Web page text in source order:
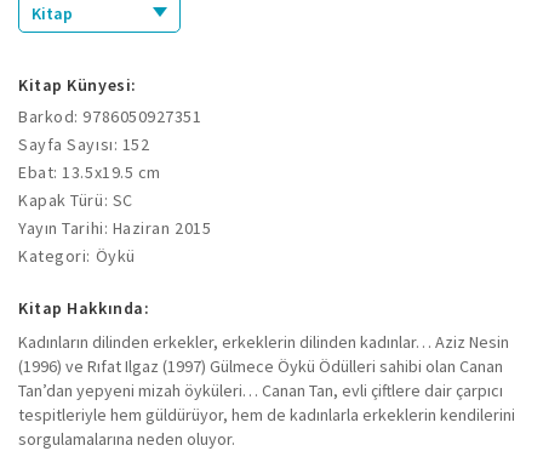
Kitap
Kitap Künyesi:
Barkod: 9786050927351
Sayfa Sayısı: 152
Ebat: 13.5x19.5 cm
Kapak Türü: SC
Yayın Tarihi: Haziran 2015
Kategori: Öykü
Kitap Hakkında:
Kadınların dilinden erkekler, erkeklerin dilinden kadınlar… Aziz Nesin
(1996) ve Rıfat Ilgaz (1997) Gülmece Öykü Ödülleri sahibi olan Canan
Tan’dan yepyeni mizah öyküleri… Canan Tan, evli çiftlere dair çarpıcı
tespitleriyle hem güldürüyor, hem de kadınlarla erkeklerin kendilerini
sorgulamalarına neden oluyor.